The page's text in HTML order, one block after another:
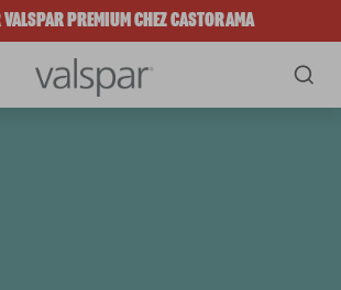
PREMIUM CHEZ CASTORAMA